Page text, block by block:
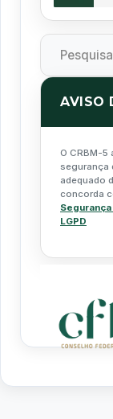
AVISO
O CRBM-5
segurança
adequado
concorda
LGPD